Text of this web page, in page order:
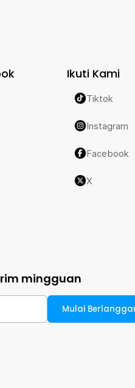
Ikuti Kami
Tiktok
Instagram
Facebook
X
mingguan
Mulai